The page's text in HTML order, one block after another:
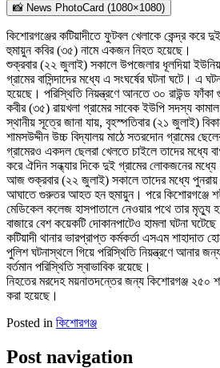
📸 News PhotoCard (1080×1080)
কিশোরগঞ্জের কটিয়াদীতে ফুটবল খেলাকে কেন্দ্র করে
হুমায়ুন কবির (৩৫) নামে একজন নিহত হয়েছে।
শুক্রবার (২২ জুলাই) সকালে উপজেলার ধূলদিয়া
গ্রামের বাসিন্দাদের মধ্যে এ সংঘর্ষের ঘটনা ঘটে।
হয়েছে। পরিস্থিতি নিয়ন্ত্রণে আনতে ৩০ রাউন্ড
কবীর (৩৫) রায়খলা গ্রামের সাবেক ইউপি সদস্য
স্থানীয় সূত্রে জানা যায়, বৃহস্পতিবার (২১ জুলাই)
শামসউদ্দীন উচ্চ বিদ্যালয় মাঠে সতরদোন গ্রামের
গ্রামেরও একদল ছেলরা খেলতে চাইলে তাদের মধ্যে
করে ঐদিন সন্ধ্যার দিকে দুই গ্রামের লোকজনের মধ্যে
আজ শুক্রবার (২২ জুলাই) সকালে তাদের মধ্যে পুনরায়
আঘাতে গুরুতর আহত হন হুমায়ুন। পরে কিশোরগঞ্জে
মেডিকেল কলেজ হাসপাতালে নেওয়ার পথে তার মৃত্যু
বাজারে বেশ কয়েকটি দোকানপাটেও হামলা ঘটনা
কটিয়াদী থানার ভারপ্রাপ্ত কর্মকর্তা এসএম শাহাদাত
পুলিশ ঘটনাস্থলে গিয়ে পরিস্থিতি নিয়ন্ত্রণে আনার
বর্তমান পরিস্থিতি স্বাভাবিক রয়েছে।
নিহতের মরদেহ ময়নাতদন্তের জন্য কিশোরগঞ্জ ২৫০
করা হয়েছে।
Posted in কিশোরগঞ্জ
Post navigation